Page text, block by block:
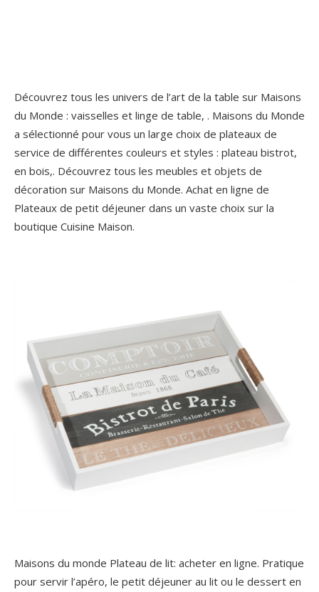
Découvrez tous les univers de l’art de la table sur Maisons
du Monde : vaisselles et linge de table, . Maisons du Monde
a sélectionné pour vous un large choix de plateaux de
service de différentes couleurs et styles : plateau bistrot,
en bois,. Découvrez tous les meubles et objets de
décoration sur Maisons du Monde. Achat en ligne de
Plateaux de petit déjeuner dans un vaste choix sur la
boutique Cuisine Maison.
Maisons du monde Plateau de lit: acheter en ligne. Pratique
pour servir l’apéro, le petit déjeuner au lit ou le dessert en